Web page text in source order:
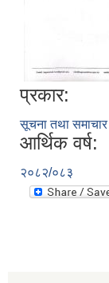
प्रकार:
सूचना तथा समाचार
आर्थिक वर्ष:
२०८२/०८३